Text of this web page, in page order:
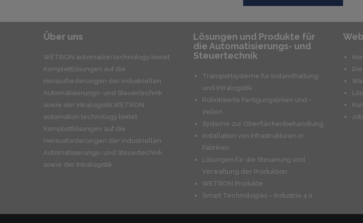
Über uns
WETRON automation technology bietet
Komplettlösungen auf die
Herausforderungen der industriellen
Automatisierungs- und Steuertechnik
sowie der Intralogistik.WETRON
automation technology bietet
Komplettlösungen auf die
Herausforderungen der industriellen
Automatisierungs- und Steuertechnik
sowie der Intralogistik.
Lösungen und Produkte für
die Automatisierungs- und
Steuertechnik
Transportsysteme für Instandhaltung
und Intralogistik
Robotisierte Fertigungslinien und -
zellen
Systeme zur Oberflächenbehandlung
Installation von Infrastrukturen in
Fabriken
Lösungen für die Steuerung und
Verwaltung der Produktion
WETRON Produkte
Smart Technologies – Industrie 4.0